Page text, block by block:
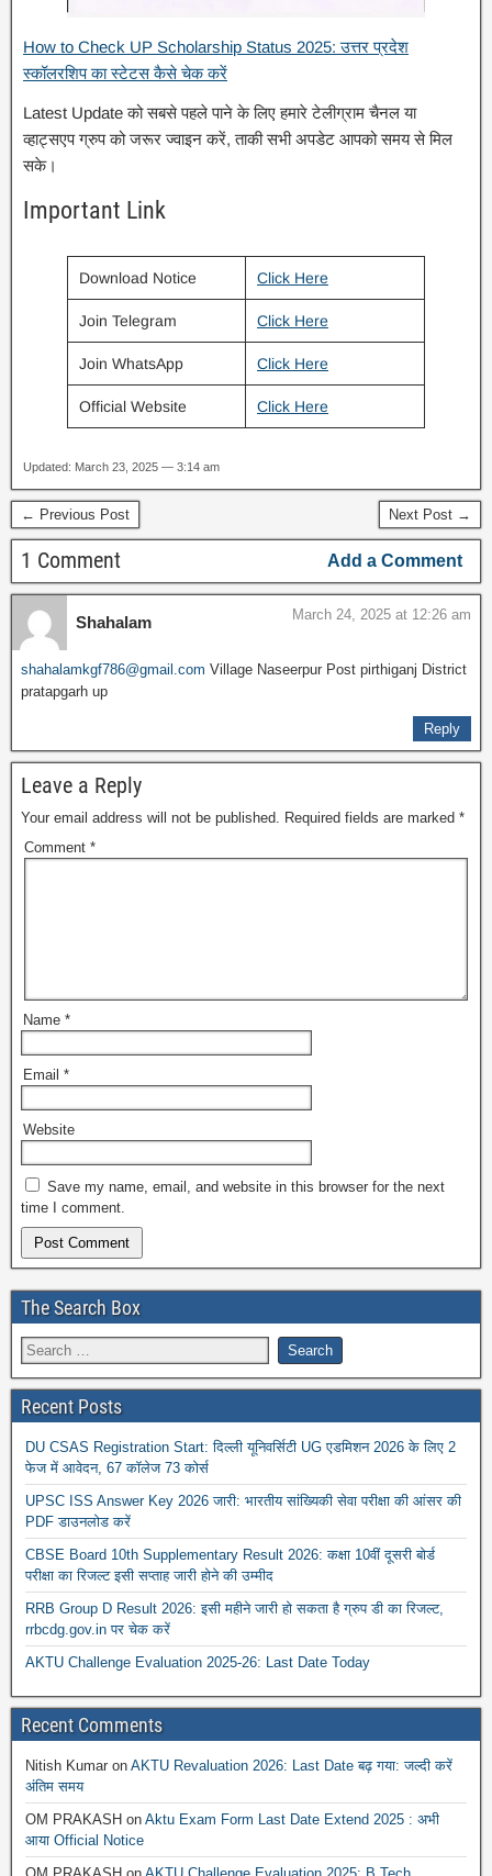
How to Check UP Scholarship Status 2025: उत्तर प्रदेश
स्कॉलरशिप का स्टेटस कैसे चेक करें
Latest Update को सबसे पहले पाने के लिए हमारे टेलीग्राम चैनल या
व्हाट्सएप ग्रुप को जरूर ज्वाइन करें, ताकी सभी अपडेट आपको समय से मिल
सके।
Important Link
Download Notice Click Here
Join Telegram Click Here
Join WhatsApp Click Here
Official Website Click Here
Updated: March 23, 2025 — 3:14 am
← Previous Post Next Post →
1 Comment Add a Comment
Shahalam March 24, 2025 at 12:26 am
shahalamkgf786@gmail.com Village Naseerpur Post pirthiganj District
pratapgarh up
Reply
Leave a Reply
Your email address will not be published. Required fields are marked *
Comment *
Name *
Email *
Website
Save my name, email, and website in this browser for the next
time I comment.
The Search Box
Recent Posts
DU CSAS Registration Start: दिल्ली यूनिवर्सिटी UG एडमिशन 2026 के लिए 2
फेज में आवेदन, 67 कॉलेज 73 कोर्स
UPSC ISS Answer Key 2026 जारी: भारतीय सांख्यिकी सेवा परीक्षा की आंसर की
PDF डाउनलोड करें
CBSE Board 10th Supplementary Result 2026: कक्षा 10वीं दूसरी बोर्ड
परीक्षा का रिजल्ट इसी सप्ताह जारी होने की उम्मीद
RRB Group D Result 2026: इसी महीने जारी हो सकता है ग्रुप डी का रिजल्ट,
rrbcdg.gov.in पर चेक करें
AKTU Challenge Evaluation 2025-26: Last Date Today
Recent Comments
Nitish Kumar on AKTU Revaluation 2026: Last Date बढ़ गया: जल्दी करें
अंतिम समय
OM PRAKASH on Aktu Exam Form Last Date Extend 2025 : अभी
आया Official Notice